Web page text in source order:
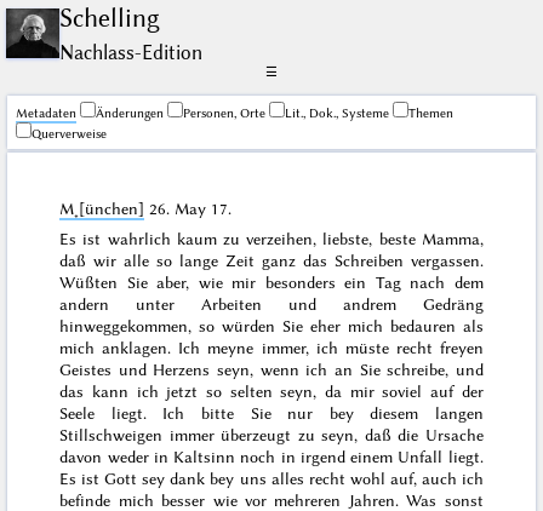
Schelling
Nachlass-Edition
☰
Me­ta­da­ten Änderungen Personen, Orte Lit., Dok., Systeme
Themen
Querverweise
M˖[ünchen] 26. May 17.
Es ist wahrlich kaum zu verzeihen, liebste, beste Mamma,
daß wir alle so lange Zeit ganz das Schreiben vergassen.
Wüßten Sie aber, wie mir besonders ein Tag nach dem
andern unter Arbeiten und andrem Gedräng
hinweggekommen, so würden Sie eher mich bedauren als
mich anklagen. Ich meyne immer, ich müste recht freyen
Geistes und Herzens seyn, wenn ich an Sie schreibe, und
das kann ich jetzt so selten seyn, da mir soviel auf der
Seele liegt. Ich bitte Sie nur bey diesem langen
Stillschweigen immer überzeugt zu seyn, daß die Ursache
davon weder in Kaltsinn noch in irgend einem Unfall liegt.
Es ist Gott sey dank bey uns alles recht wohl auf, auch ich
befinde mich besser wie vor mehreren Jahren. Was sonst